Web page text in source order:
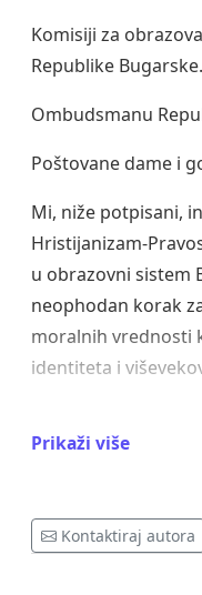
Komisiji za
Republike Bugarske.
Ombudsmanu
Poštovane dame i
Mi, niže potpisani,
Hristijanizam-
u obrazovni sistem
neophodan korak
moralnih vrednosti
identiteta i
pravoslavna vera je
nasleđa. Uvođenje
Prikaži više
Kontaktiraj autora